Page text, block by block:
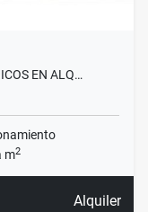
EN ALQ…
m2
Alquiler